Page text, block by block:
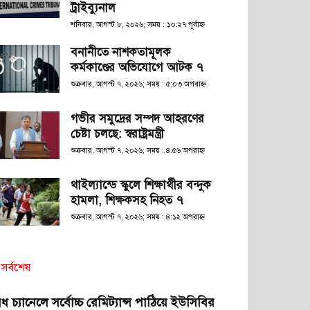
ট্রাইব্যুনাল
শনিবার, আগস্ট ৮, ২০২৬; সময় : ১০:২৭ পূর্বাহ্ণ
বনানীতে নাশকতামূলক
কর্মকাণ্ডের অভিযোগে আটক ৭
শুক্রবার, আগস্ট ৭, ২০২৬; সময় : ৫:০৩ অপরাহ্ণ
গভীর সমুদ্রের সম্পদ আহরণের
চেষ্টা চলছে: স্বরাষ্ট্রমন্ত্রী
শুক্রবার, আগস্ট ৭, ২০২৬; সময় : ৪:৫৬ অপরাহ্ণ
থাইল্যান্ডে স্কুলে শিক্ষার্থীর বন্দুক
হামলা, শিক্ষকসহ নিহত ৭
শুক্রবার, আগস্ট ৭, ২০২৬; সময় : ৪:১২ অপরাহ্ণ
সর্বশেষ
চ্যানেলে সর্বোচ্চ রেমিট্যান্স পাঠিয়ে ইউসিবির